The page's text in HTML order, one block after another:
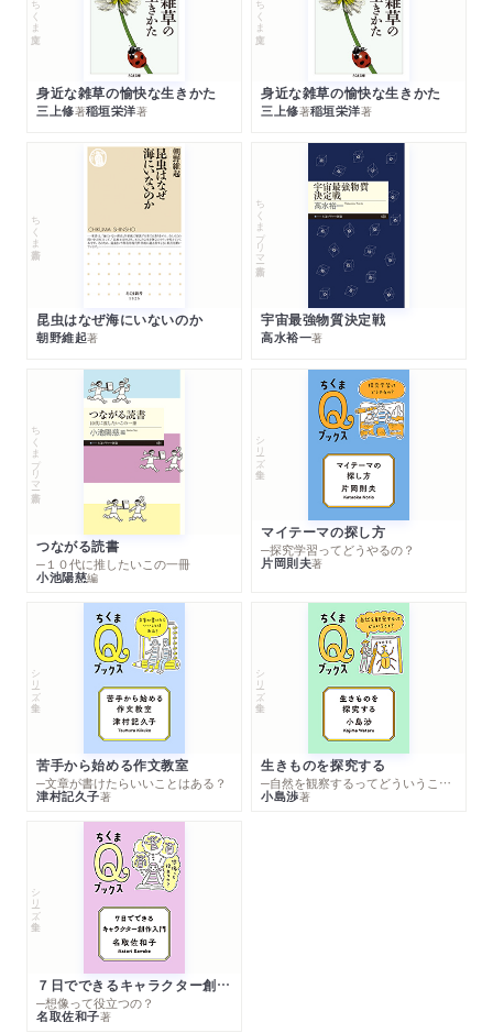
ちくま文庫
身近な雑草の愉快な生きかた
三上修著稲垣栄洋著
ちくま文庫
身近な雑草の愉快な生きかた
三上修著稲垣栄洋著
ちくま新書
昆虫はなぜ海にいないのか
朝野維起著
ちくまプリマー新書
宇宙最強物質決定戦
高水裕一著
ちくまプリマー新書
つながる読書
─１０代に推したいこの一冊
小池陽慈編
シリーズ・全集
マイテーマの探し方
─探究学習ってどうやるの？
片岡則夫著
シリーズ・全集
苦手から始める作文教室
─文章が書けたらいいことはある？
津村記久子著
シリーズ・全集
生きものを探究する
─自然を観察するってどういうこと？
小島渉著
シリーズ・全集
７日でできるキャラクター創作入門
─想像って役立つの？
名取佐和子著